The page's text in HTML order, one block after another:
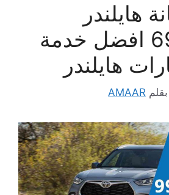
هايلندر
69622745 افضل خدمة
هايلندر
بقلم AMAAR